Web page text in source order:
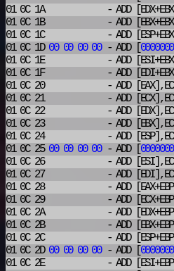
01 0C 1A
- ADD
01 0C 1B
- ADD
01 0C 1C
- ADD
01 0C 1D 00 00 00 00- ADD[
01 0C 1E
- ADD
01 0C 1F
- ADD
01 0C 20
- ADD
01 0C 21
- ADD
01 0C 22
- ADD
01 0C 23
- ADD
01 0C 24
- ADD
01 0C 25 00 00 00 00- ADD[
01 0C 26
- ADD
01 0C 27
- ADD
01 0C 28
- ADD
01 0C 29
- ADD
01 0C 2A
- ADD
01 0C 2B
- ADD
01 0C 2C
- ADD
01 0C 2D 00 00 00 00- ADD[
01 0C 2E
- ADD